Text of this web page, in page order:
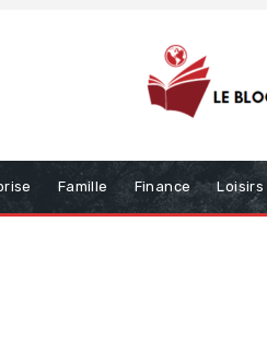
Famille Finance Loisirs